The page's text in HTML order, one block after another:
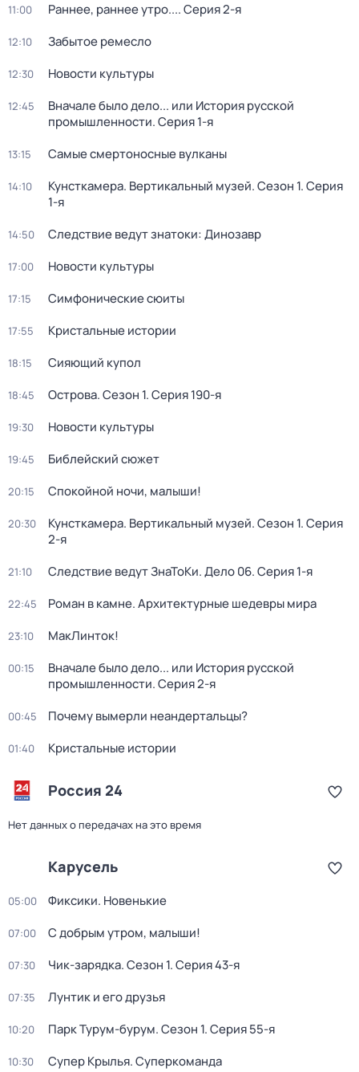
11:00 Раннее, раннее утро.... Серия 2-я
12:10 Забытое ремесло
12:30 Новости культуры
12:45
Вначале было дело... или История русской
промышленности. Серия 1-я
13:15 Самые смертоносные вулканы
14:10 Кунсткамера. Вертикальный музей. Сезон 1. Серия
1-я
14:50 Следствие ведут знатоки: Динозавр
17:00 Новости культуры
17:15 Симфонические сюиты
17:55 Кристальные истории
18:15 Сияющий купол
18:45 Острова. Сезон 1. Серия 190-я
19:30 Новости культуры
19:45 Библейский сюжет
20:15 Спокойной ночи, малыши!
20:30 Кунсткамера. Вертикальный музей. Сезон 1. Серия
2-я
21:10 Следствие ведут ЗнаТоКи. Дело 06. Серия 1-я
22:45 Роман в камне. Архитектурные шедевры мира
23:10 МакЛинток!
00:15
Вначале было дело... или История русской
промышленности. Серия 2-я
00:45 Почему вымерли неандертальцы?
01:40 Кристальные истории
Россия 24
Нет данных о передачах на это время
Карусель
05:00 Фиксики. Новенькие
07:00 С добрым утром, малыши!
07:30 Чик-зарядка. Сезон 1. Серия 43-я
07:35 Лунтик и его друзья
10:20 Парк Турум-бурум. Сезон 1. Серия 55-я
10:30 Супер Крылья. Суперкоманда